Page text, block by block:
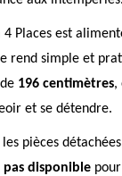
4 Places est
rend simple et
196 centimètres,
et se détendre.
les pièces
disponible